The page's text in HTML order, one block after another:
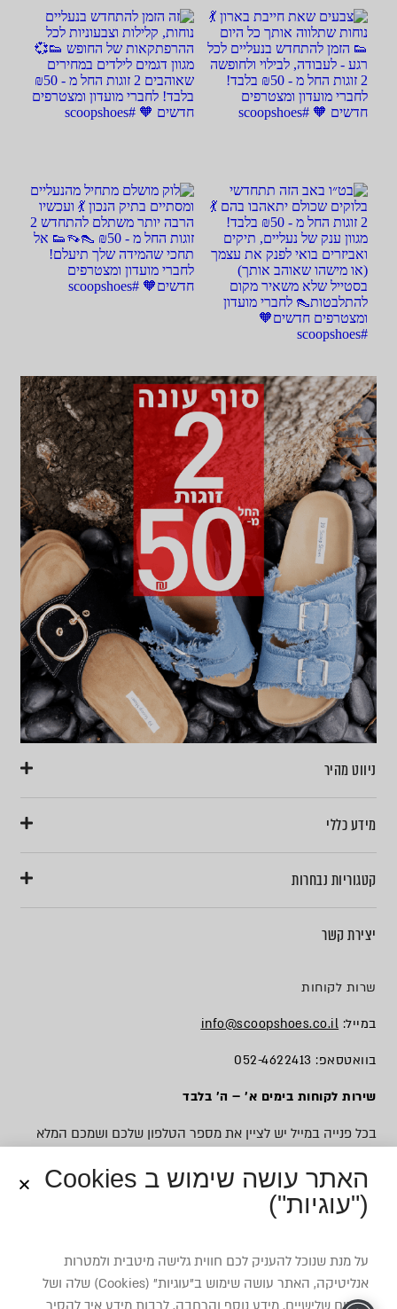
ניווט מהיר
מידע כללי
קטגוריות נבחרות
יצירת קשר
שרות לקוחות
במייל: info@scoopshoes.co.il
בוואטסאפ: 052-4622413
שירות לקוחות בימים א׳ – ה׳ בלבד
בכל פנייה במייל יש לציין את מספר הטלפון שלכם ושמכם המלא
האתר עושה שימוש ב Cookies
("עוגיות")
על מנת שנוכל להעניק לכם חווית גלישה מיטבית ולמטרות
אנליטיקה, האתר עושה שימוש ב”עוגיות” (Cookies) שלה ושל
צדדים שלישיים. מידע נוסף והרחבה, לרבות מידע איך להסיר